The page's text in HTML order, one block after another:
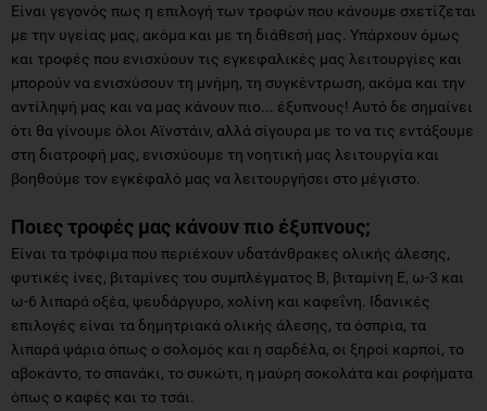
Είναι γεγονός πως η επιλογή των τροφών που κάνουμε σχετίζεται
με την υγείας μας, ακόμα και με τη διάθεσή μας. Υπάρχουν όμως
και τροφές που ενισχύουν τις εγκεφαλικές μας λειτουργίες και
μπορούν να ενισχύσουν τη μνήμη, τη συγκέντρωση, ακόμα και την
αντίληψή μας και να μας κάνουν πιο... έξυπνους! Αυτό δε σημαίνει
ότι θα γίνουμε όλοι Αϊνστάιν, αλλά σίγουρα με το να τις εντάξουμε
στη διατροφή μας, ενισχύουμε τη νοητική μας λειτουργία και
βοηθούμε τον εγκέφαλό μας να λειτουργήσει στο μέγιστο.
Ποιες τροφές μας κάνουν πιο έξυπνους;
Είναι τα τρόφιμα που περιέχουν υδατάνθρακες ολικής άλεσης,
φυτικές ίνες, βιταμίνες του συμπλέγματος B, βιταμίνη Ε, ω-3 και
ω-6 λιπαρά οξέα, ψευδάργυρο, χολίνη και καφεΐνη. Ιδανικές
επιλογές είναι τα δημητριακά ολικής άλεσης, τα όσπρια, τα
λιπαρά ψάρια όπως ο σολομός και η σαρδέλα, οι ξηροί καρποί, το
αβοκάντο, το σπανάκι, το συκώτι, η μαύρη σοκολάτα και ροφήματα
όπως ο καφές και το τσάι.